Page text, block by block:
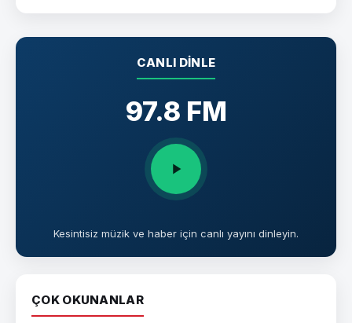
CANLI DINLE
97.8 FM
Kesintisiz müzik ve haber için canlı yayını dinleyin.
ÇOK OKUNANLAR